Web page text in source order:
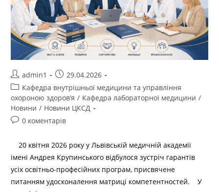
admin1
29.04.2026
Кафедра внутрішньої медицини та управління
охороною здоров’я / Кафедра лабораторної медицини /
Новини / Новини ЦКСД
0 коментарів
20 квітня 2026 року у Львівській медичній академії
імені Андрея Крупинського відбулося зустріч гарантів
усіх освітньо-професійних програм, присвячене
питанням удосконалення матриці компетентностей. У